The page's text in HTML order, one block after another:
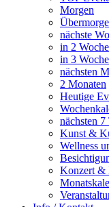
Morgen
nächste
in 2
in 3
nächsten
2 Monaten
Heutige
nächsten 7
Kunst &
Wellness
Konzert &